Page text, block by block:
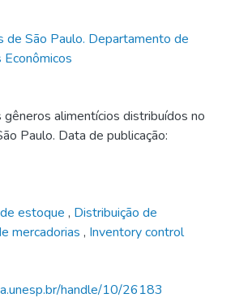
de São Paulo. Departamento de
alimentícios distribuídos no
Paulo. Data de publicação:
estoque , Distribuição de
mercadorias , Inventory control
handle/10/26183